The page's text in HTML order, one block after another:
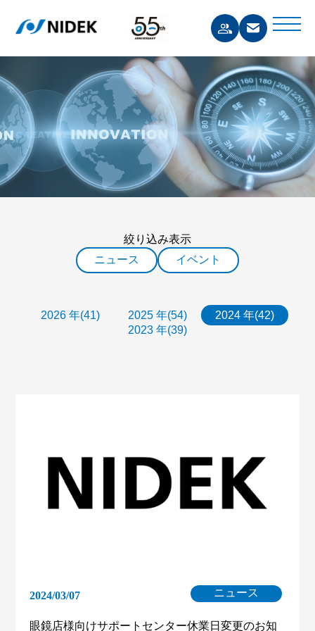
絞り込み表示
ニュース
イベント
2026 年(41) 2025 年(54)
2024 年(42)
2023 年(39)
2024/03/07 ニュース
眼鏡店様向けサポートセンター休業日変更のお知